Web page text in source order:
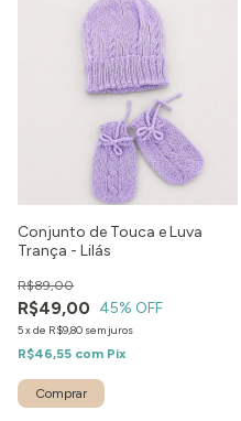
Conjunto de Touca e Luva
Trança - Lilás
R$49,00
R$89,00
45% OFF
5xde R$9,80 sem juros
R$46,55 com Pix
Comprar